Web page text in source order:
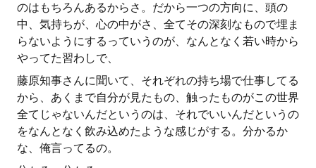
のはもちろんあるからさ。だから一つの方向に、頭の
中、気持ちが、心の中がさ、全てその深刻なもので埋ま
らないようにするっていうのが、なんとなく若い時から
やってた習わしで、
藤原知事さんに聞いて、それぞれの持ち場で仕事してる
から、あくまで自分が見たもの、触ったものがこの世界
全てじゃないんだというのは、それでいいんだというの
をなんとなく飲み込めたような感じがする。分かるか
な、俺言ってるの。